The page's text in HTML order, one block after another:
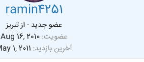
ramin4251
عضو جدید · ازتبريز
عضویت Aug 16, 2010
آخرین بازدید 1, 2011